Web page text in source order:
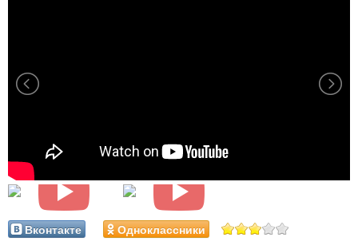
Вконтакте Одноклассники